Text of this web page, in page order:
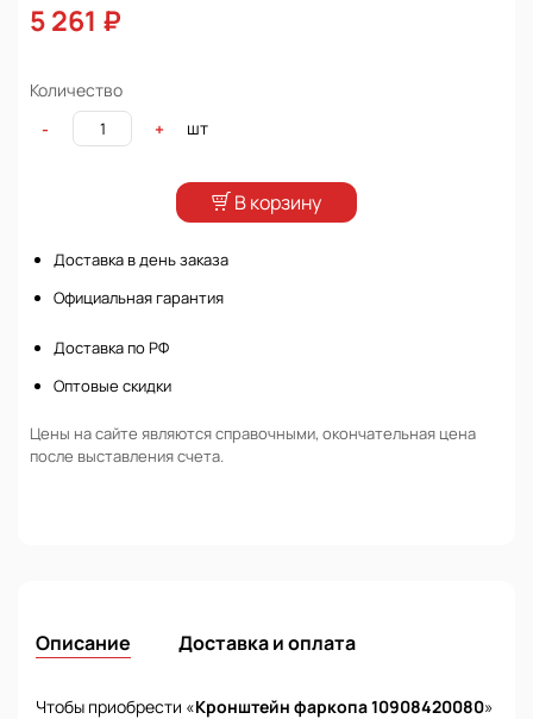
5 261 ₽
Количество
-
+ шт
В корзину
Доставка в день заказа
Официальная гарантия
Доставка по РФ
Оптовые скидки
Цены на сайте являются справочными, окончательная цена
после выставления счета.
Описание Доставка и оплата
Чтобы приобрести «Кронштейн фаркопа 10908420080»